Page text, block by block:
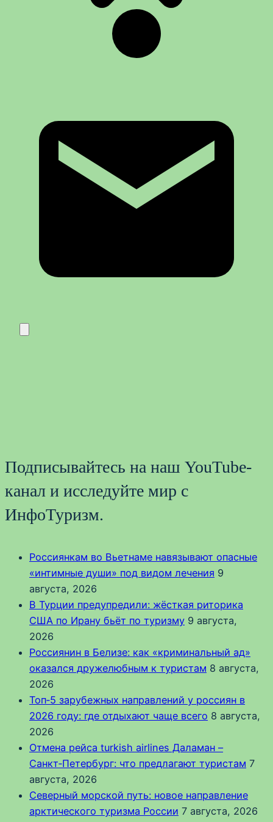
Подписывайтесь на наш YouTube-
канал и исследуйте мир с
ИнфоТуризм.
Россиянкам во Вьетнаме навязывают опасные
«интимные души» под видом лечения 9
августа, 2026
В Турции предупредили: жёсткая риторика
США по Ирану бьёт по туризму 9 августа,
2026
Россиянин в Белизе: как «криминальный ад»
оказался дружелюбным к туристам 8 августа,
2026
Топ‑5 зарубежных направлений у россиян в
2026 году: где отдыхают чаще всего 8 августа,
2026
Отмена рейса turkish airlines Даламан –
Санкт‑Петербург: что предлагают туристам 7
августа, 2026
Северный морской путь: новое направление
арктического туризма России 7 августа, 2026